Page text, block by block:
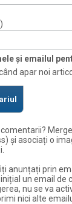
și emailul
apar noi
și asociați o
anunțați prin
un email de
nu se va
nici alte